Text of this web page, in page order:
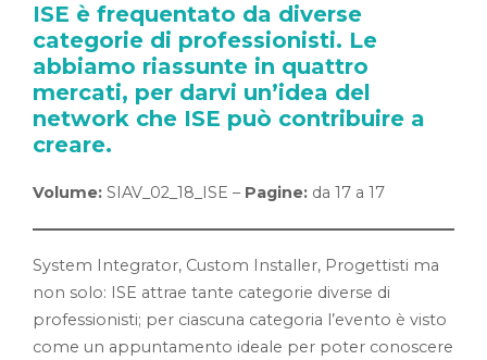
ISE è frequentato da diverse
categorie di professionisti. Le
abbiamo riassunte in quattro
mercati, per darvi un’idea del
network che ISE può contribuire a
creare.
Volume: SIAV_02_18_ISE – Pagine: da 17 a 17
System Integrator, Custom Installer, Progettisti ma
non solo: ISE attrae tante categorie diverse di
professionisti; per ciascuna categoria l’evento è visto
come un appuntamento ideale per poter conoscere